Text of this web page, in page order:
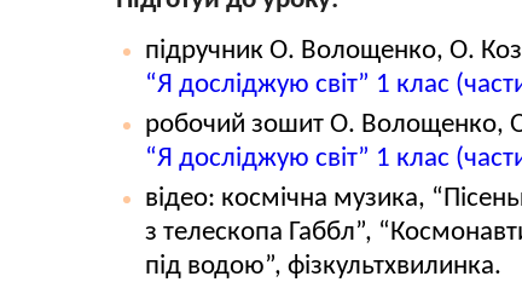
підручник О. Волощенко, О.
“Я досліджую світ” 1 клас
робочий зошит О. Волощенко,
“Я досліджую світ” 1 клас
відео: космічна музика,
з телескопа Габбл”,
під водою”, фізкультхвилинка.